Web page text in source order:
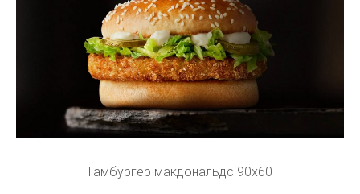
Гамбургер макдональдс 90x60